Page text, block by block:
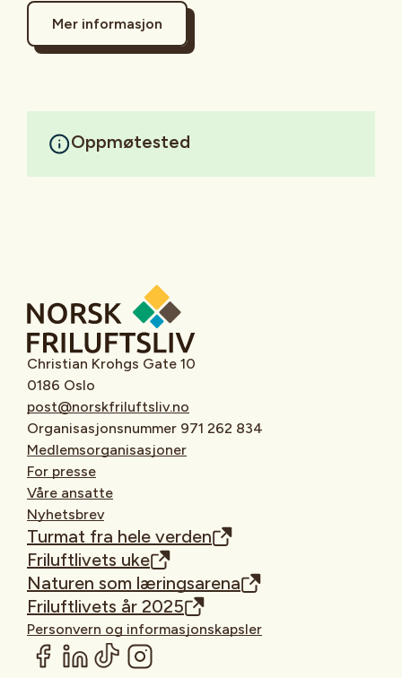
Mer informasjon
Oppmøtested
Christian Krohgs Gate 10
0186 Oslo
post@norskfriluftsliv.no
Organisasjonsnummer 971 262 834
Medlemsorganisasjoner
For presse
Våre ansatte
Nyhetsbrev
Turmat fra hele verden
Friluftlivets uke
Naturen som læringsarena
Friluftlivets år 2025
Personvern og informasjonskapsler